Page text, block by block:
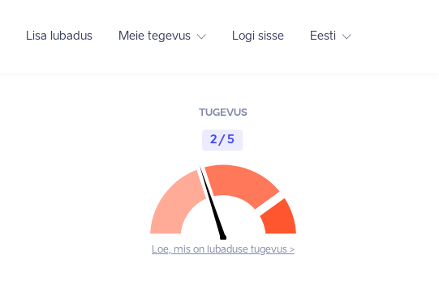
Lisa lubadus Meie tegevus Logi sisse Eesti
TUGEVUS
2 / 5
Loe, mis on lubaduse tugevus >